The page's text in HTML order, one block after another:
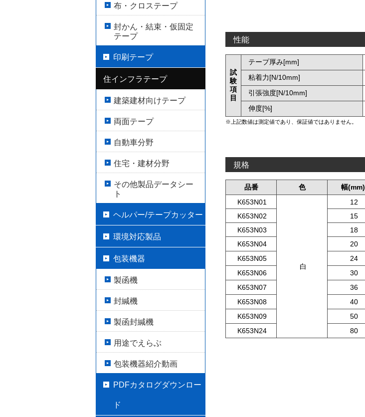
性能
試
験
項
目
テープ厚み[mm]
粘着力[N/10mm]
引張強度[N/10mm]
伸度[%]
※上記数値は測定値であり、保証値ではありません。
規格
品番 色 幅(mm)
K653N01
白
12
K653N02
15
K653N03
18
K653N04
20
K653N05
24
K653N06
30
K653N07
36
K653N08
40
K653N09
50
K653N24
80
布・クロステープ
封かん・結束・仮固定
テープ
印刷テープ
住インフラテープ
建築建材向けテープ
両面テープ
自動車分野
住宅・建材分野
その他製品データシー
ト
ヘルパー/テープカッター
環境対応製品
包装機器
製函機
封緘機
製函封緘機
用途でえらぶ
包装機器紹介動画
PDFカタログダウンロー
ド